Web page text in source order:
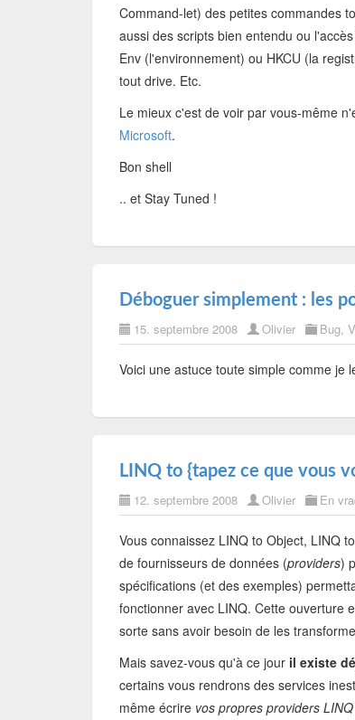
Command-let) des petites commandes
aussi des scripts bien entendu ou
Env (l'environnement) ou HKCU (la
tout drive. Etc.
Le mieux c'est de voir par vous-même
Microsoft.
Bon shell
.. et Stay Tuned !
Déboguer simplement : les
15. septembre 2008 Olivier Bug,
Voici une astuce toute simple comme je
LINQ to {tapez ce que vous
12. septembre 2008 Olivier En
Vous connaissez LINQ to Object, LINQ
de fournisseurs de données (providers)
spécifications (et des exemples)
fonctionner avec LINQ. Cette ouverture
sorte sans avoir besoin de les
Mais savez-vous qu'à ce jour il existe
certains vous rendrons des services
même écrire vos propres providers LINQ